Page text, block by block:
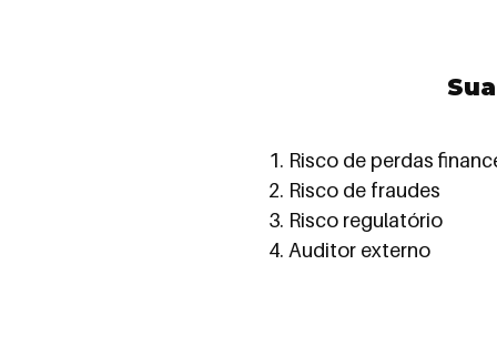
1. Risco de perdas
2. Risco de fraudes
3. Risco regulatório
4. Auditor externo